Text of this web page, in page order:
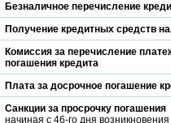
Безналичное перечисление
Получение кредитных средств
Комиссия за перечисление
погашения кредита
Плата за досрочное погашение
Санкции за просрочку погашения
начиная с 46-го дня возникновения